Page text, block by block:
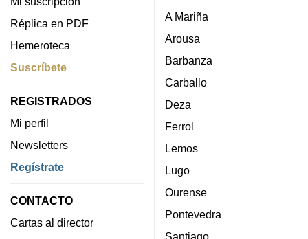
Réplica en PDF
Hemeroteca
Suscríbete
REGISTRADOS
Mi perfil
Newsletters
Regístrate
CONTACTO
Cartas al director
A Mariña
Arousa
Barbanza
Carballo
Deza
Ferrol
Lemos
Lugo
Ourense
Pontevedra
Santiago